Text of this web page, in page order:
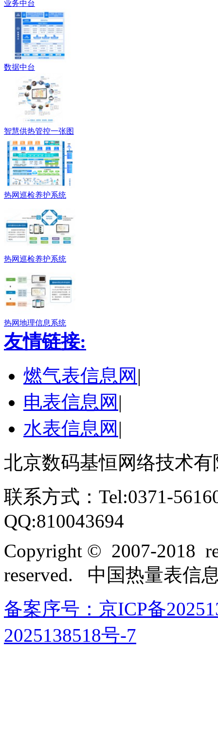
业务中台
数据中台
智慧供热管控一张图
热网巡检养护系统
热网巡检养护系统
热网地理信息系统
友情链接:
燃气表信息网 |
电表信息网 |
水表信息网 |
北京数码基恒网络技术有
联系方式：Tel:0371-
QQ:810043694
Copyright © 2007-2018
reserved. 中国热量表信
备案序号：京ICP备
2025138518号-7